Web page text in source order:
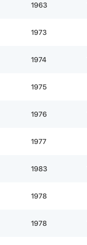
1963
1973
1974
1975
1976
1977
1983
1978
1978